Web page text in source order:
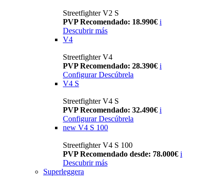
Streetfighter V2 S
PVP Recomendado: 18.990€ i
Descubrir más
V4
Streetfighter V4
PVP Recomendado: 28.390€ i
Configurar Descúbrela
V4 S
Streetfighter V4 S
PVP Recomendado: 32.490€ i
Configurar Descúbrela
new V4 S 100
Streetfighter V4 S 100
PVP Recomendado desde: 78.000€ i
Descubrir más
Superleggera